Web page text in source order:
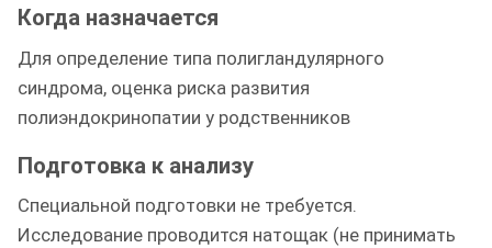
Когда назначается
Для определение типа полигландулярного
синдрома, оценка риска развития
полиэндокринопатии у родственников
Подготовка к анализу
Специальной подготовки не требуется.
Исследование проводится натощак (не принимать